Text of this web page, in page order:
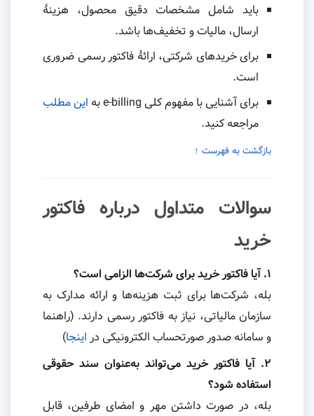
باید شامل مشخصات دقیق محصول، هزینهٔ
ارسال، مالیات و تخفیف‌ها باشد.
برای خریدهای شرکتی، ارائهٔ فاکتور رسمی ضروری
است.
برای آشنایی با مفهوم کلی e-billing به
این مطلب
مراجعه کنید.
بازگشت به فهرست ↑
سوالات متداول درباره فاکتور
خرید
۱. آیا فاکتور خرید برای شرکت‌ها الزامی است؟
بله، شرکت‌ها برای ثبت هزینه‌ها و ارائه مدارک به
سازمان مالیاتی، نیاز به فاکتور رسمی دارند. (راهنما
و سامانه صدور صورتحساب الکترونیکی در اینجا)
۲. آیا فاکتور خرید می‌تواند به‌عنوان سند حقوقی
استفاده شود؟
بله، در صورت داشتن مهر و امضای طرفین، قابل